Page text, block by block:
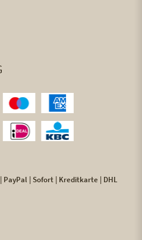
PayPal | Sofort | Kreditkarte | DHL